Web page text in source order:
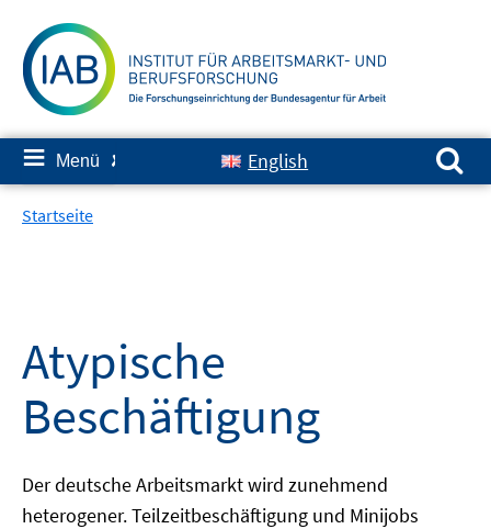
zum
Inhalt
≡ Menü ✘ English
Suchen nach:
Startseite
Atypische
Beschäftigung
Der deutsche Arbeitsmarkt wird zunehmend
heterogener. Teilzeitbeschäftigung und Minijobs